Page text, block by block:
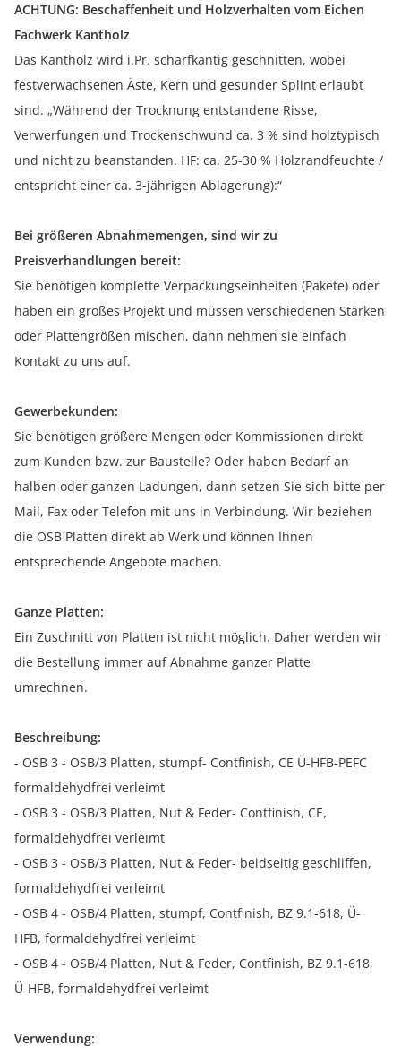
ACHTUNG: Beschaffenheit und Holzverhalten vom Eichen
Fachwerk Kantholz
Das Kantholz wird i.Pr. scharfkantig geschnitten, wobei
festverwachsenen Äste, Kern und gesunder Splint erlaubt
sind. „Während der Trocknung entstandene Risse,
Verwerfungen und Trockenschwund ca. 3 % sind holztypisch
und nicht zu beanstanden. HF: ca. 25-30 % Holzrandfeuchte /
entspricht einer ca. 3-jährigen Ablagerung):“
Bei größeren Abnahmemengen, sind wir zu
Preisverhandlungen bereit:
Sie benötigen komplette Verpackungseinheiten (Pakete) oder
haben ein großes Projekt und müssen verschiedenen Stärken
oder Plattengrößen mischen, dann nehmen sie einfach
Kontakt zu uns auf.
Gewerbekunden:
Sie benötigen größere Mengen oder Kommissionen direkt
zum Kunden bzw. zur Baustelle? Oder haben Bedarf an
halben oder ganzen Ladungen, dann setzen Sie sich bitte per
Mail, Fax oder Telefon mit uns in Verbindung. Wir beziehen
die OSB Platten direkt ab Werk und können Ihnen
entsprechende Angebote machen.
Ganze Platten:
Ein Zuschnitt von Platten ist nicht möglich. Daher werden wir
die Bestellung immer auf Abnahme ganzer Platte
umrechnen.
Beschreibung:
- OSB 3 - OSB/3 Platten, stumpf- Contfinish, CE Ü-HFB-PEFC
formaldehydfrei verleimt
- OSB 3 - OSB/3 Platten, Nut & Feder- Contfinish, CE,
formaldehydfrei verleimt
- OSB 3 - OSB/3 Platten, Nut & Feder- beidseitig geschliffen,
formaldehydfrei verleimt
- OSB 4 - OSB/4 Platten, stumpf, Contfinish, BZ 9.1-618, Ü-
HFB, formaldehydfrei verleimt
- OSB 4 - OSB/4 Platten, Nut & Feder, Contfinish, BZ 9.1-618,
Ü-HFB, formaldehydfrei verleimt
Verwendung: